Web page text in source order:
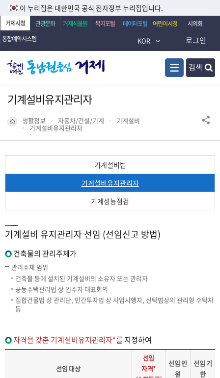
이 누리집은 대한민국 공식 전자정부 누리집입니다.
거제시청 관광문화 거제식물원 복지포털 데이터포털 어린이시청
시의회
통합예약시스템
KOR
검색
로그인
기계설비유지관리자
생활정보 자동차/건설/기계 기계설비
기계설비유지관리자
기계설비법
기계설비유지관리자
기계성능점검
기계설비 유지관리자 선임 (선임신고 방법)
건축물의 관리주체가
관리주체 범위
건축물 등에 설치된 기계설비의 소유자 또는 관리자
공동주택관리법 상 입주자 대표회의
집합건물법 상 관리단, 민간투자법 상 사업시행자, 신탁법상의 관리형 수탁자
등
자격을 갖춘 기계설비유지관리자*를 지정하여
선임 대상
선임
자격*
선임 인
원
선임 기
한